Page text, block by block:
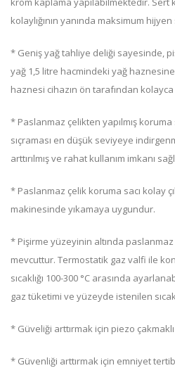
kolaylığının yanında maksimum
* Geniş yağ tahliye deliği sayesinde,
yağ 1,5 litre hacmindeki yağ
haznesi cihazın ön tarafından
* Paslanmaz çelikten yapılmış
sıçraması en düşük seviyeye
arttırılmış ve rahat kullanım imkanı
* Paslanmaz çelik koruma sacı kolay
makinesinde yıkamaya uygundur.
* Pişirme yüzeyinin altında
mevcuttur. Termostatik gaz valfi ile
sıcaklığı 100-300 °C arasında
gaz tüketimi ve yüzeyde istenilen
* Güveliği arttırmak için piezo
* Güvenliği arttırmak için emniyet